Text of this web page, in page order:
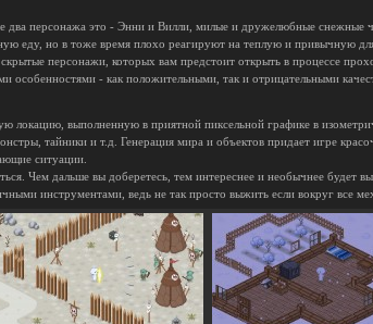
два персонажа это - Энни и Вилли, милые и дружелюбные снежные
еду, но в тоже время плохо реагируют на теплую и привычную
персонажи, которых вам предстоит открыть в процессе
особенностями - как положительными, так и отрицательными
локацию, выполненную в приятной пиксельной графике в
тайники и т.д. Генерация мира и объектов придает игре
ситуации.
Чем дальше вы доберетесь, тем интереснее и необычнее будет
инструментами, ведь не так просто выжить если вокруг все